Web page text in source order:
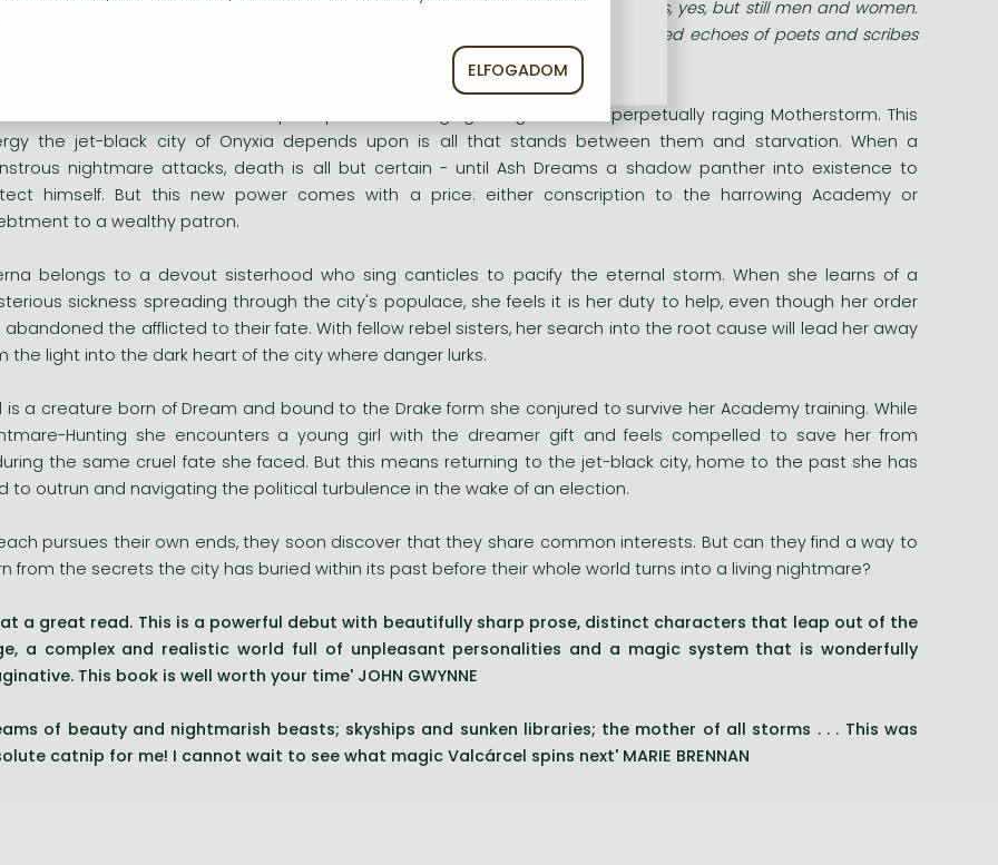
Nightmares were born out of Dreamers' minds - angry, cruel, terrible Dreamers, yes, but still men and women.
in the Library, the Nightmares have sparked from dying stories, from the anguished echoes of poets and scribes
and his crew race across rooftops in pursuit of living lightning from the perpetually raging Motherstorm. This
the jet-black city of Onyxia depends upon is all that stands between them and starvation. When a
nightmare attacks, death is all but certain - until Ash Dreams a shadow panther into existence to
himself. But this new power comes with a price: either conscription to the harrowing Academy or
to a wealthy patron.
belongs to a devout sisterhood who sing canticles to pacify the eternal storm. When she learns of a
sickness spreading through the city's populace, she feels it is her duty to help, even though her order
abandoned the afflicted to their fate. With fellow rebel sisters, her search into the root cause will lead her away
the light into the dark heart of the city where danger lurks.
is a creature born of Dream and bound to the Drake form she conjured to survive her Academy training. While
Hunting she encounters a young girl with the dreamer gift and feels compelled to save her from
the same cruel fate she faced. But this means returning to the jet-black city, home to the past she has
to outrun and navigating the political turbulence in the wake of an election.
pursues their own ends, they soon discover that they share common interests. But can they find a way to
from the secrets the city has buried within its past before their whole world turns into a living nightmare?
a great read. This is a powerful debut with beautifully sharp prose, distinct characters that leap out of the
a complex and realistic world full of unpleasant personalities and a magic system that is wonderfully
This book is well worth your time' JOHN GWYNNE
of beauty and nightmarish beasts; skyships and sunken libraries; the mother of all storms . . . This was
catnip for me! I cannot wait to see what magic Valcárcel spins next' MARIE BRENNAN
ELFOGADOM